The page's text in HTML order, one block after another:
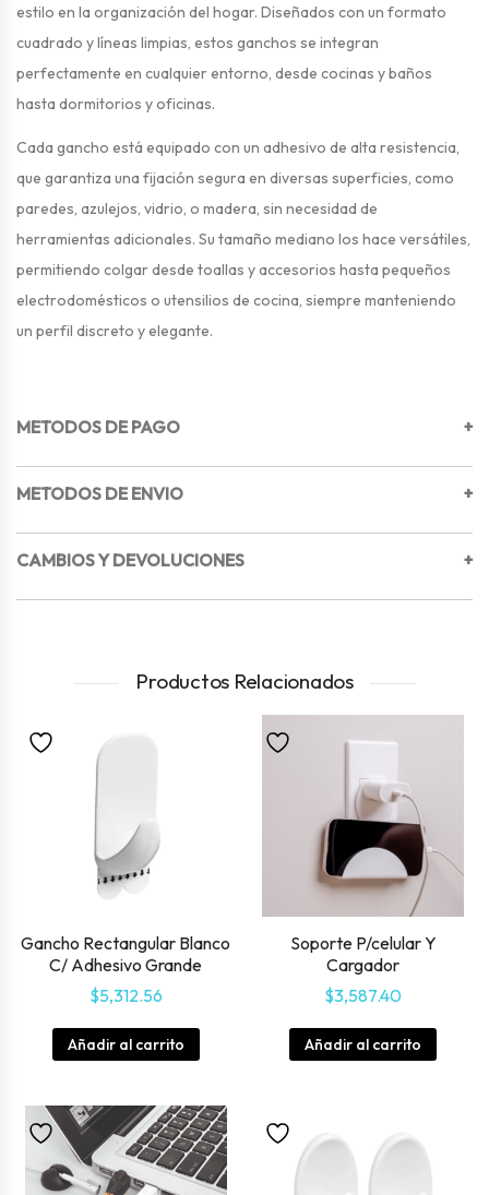
estilo en la organización del hogar. Diseñados con un formato
cuadrado y líneas limpias, estos ganchos se integran
perfectamente en cualquier entorno, desde cocinas y baños
hasta dormitorios y oficinas.
Cada gancho está equipado con un adhesivo de alta resistencia,
que garantiza una fijación segura en diversas superficies, como
paredes, azulejos, vidrio, o madera, sin necesidad de
herramientas adicionales. Su tamaño mediano los hace versátiles,
permitiendo colgar desde toallas y accesorios hasta pequeños
electrodomésticos o utensilios de cocina, siempre manteniendo
un perfil discreto y elegante.
METODOS DE PAGO +
METODOS DE ENVIO +
CAMBIOS Y DEVOLUCIONES +
Productos Relacionados
Gancho Rectangular Blanco
C/ Adhesivo Grande
$5,312.56
Añadir al carrito
Soporte P/celular Y
Cargador
$3,587.40
Añadir al carrito